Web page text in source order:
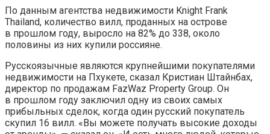
По данным агентства недвижимости Knight Frank
Thailand, количество вилл, проданных на острове
в прошлом году, выросло на 82% до 338, около
половины из них купили россияне.
Русскоязычные являются крупнейшими покупателями
недвижимости на Пхукете, сказал Кристиан Штайнбах,
директор по продажам FazWaz Property Group. Он
в прошлом году заключил одну из своих самых
прибыльных сделок, когда один русский покупатель
скупил 16 вилл. «Вы можете получать высокие доходы